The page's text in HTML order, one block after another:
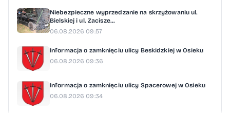
zadowolony z naszych ustawień. Wiemy, co
musimy poprawić” - podsumował Marek
Goczał, kolejny z kierowców Energylandia
Rally Team. „To był dla nas z wielu powodów
trudny etap. Nie do końca trafiliśmy
z ustawieniami zawieszenia. Złapaliśmy
kapcia, później dogoniliśmy też jedną z załóg
Niebezpieczne wyprzedzanie na skrzyżowaniu ul.
Bielskiej i ul. Zacisze...
06.08.2026 09:57
Informacja o zamknięciu ulicy Beskidzkiej w Osieku
06.08.2026 09:36
Informacja o zamknięciu ulicy Spacerowej w Osieku
06.08.2026 09:34